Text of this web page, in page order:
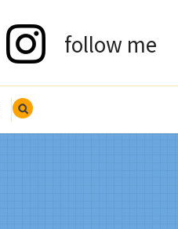
search
follow me